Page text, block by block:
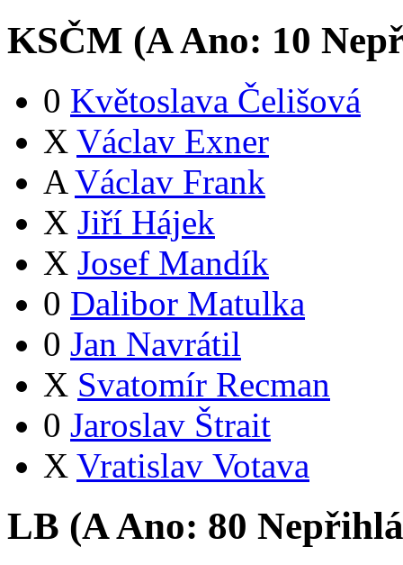
KSČM (AAno: 10
0 Květoslava Čelišová
X Václav Exner
A Václav Frank
X Jiří Hájek
X Josef Mandík
0 Dalibor Matulka
0 Jan Navrátil
X Svatomír Recman
0 Jaroslav Štrait
X Vratislav Votava
LB (AAno: 80